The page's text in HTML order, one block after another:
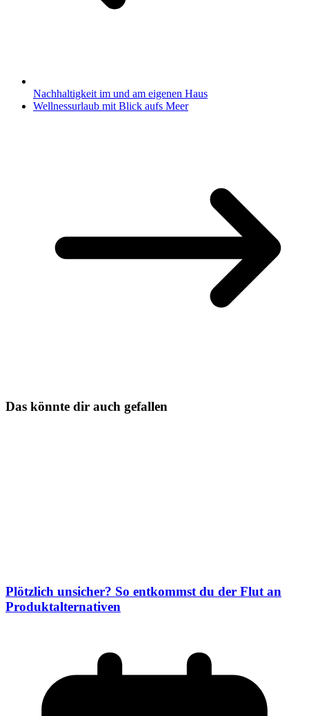
Nachhaltigkeit im und am eigenen Haus
Wellnessurlaub mit Blick aufs Meer
Das könnte dir auch gefallen
Plötzlich unsicher? So entkommst du der Flut an
Produktalternativen